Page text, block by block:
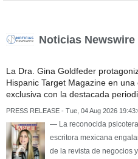
Noticias Newswire
La Dra. Gina Goldfeder
Hispanic Target Magazine en una
exclusiva con la destacada
PRESS RELEASE - Tue, 04 Aug 2026
— La reconocida
escritora mexicana
de la revista de negocios